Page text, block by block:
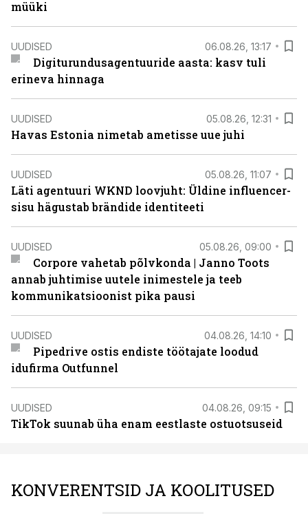
müüki
UUDISED 06.08.26, 13:17
Digiturundusagentuuride aasta: kasv tuli
erineva hinnaga
UUDISED 05.08.26, 12:31
Havas Estonia nimetab ametisse uue juhi
UUDISED 05.08.26, 11:07
Läti agentuuri WKND loovjuht: Üldine influencer-
sisu hägustab brändide identiteeti
UUDISED 05.08.26, 09:00
Corpore vahetab põlvkonda | Janno Toots
annab juhtimise uutele inimestele ja teeb
kommunikatsioonist pika pausi
UUDISED 04.08.26, 14:10
Pipedrive ostis endiste töötajate loodud
idufirma Outfunnel
UUDISED 04.08.26, 09:15
TikTok suunab üha enam eestlaste ostuotsuseid
KONVERENTSID JA KOOLITUSED